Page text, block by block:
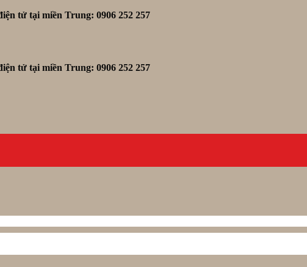
tử tại miền Trung: 0906 252 257
tử tại miền Trung: 0906 252 257